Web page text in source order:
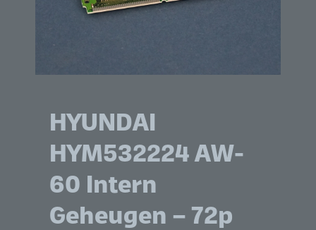
HYUNDAI
HYM532224 AW-
60 Intern
Geheugen – 72p